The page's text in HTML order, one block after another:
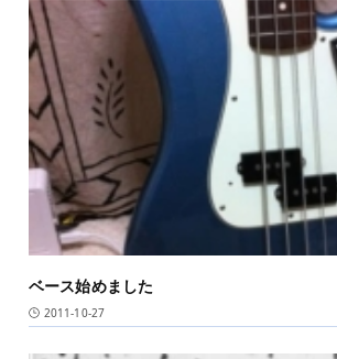
ベース始めました
2011-10-27